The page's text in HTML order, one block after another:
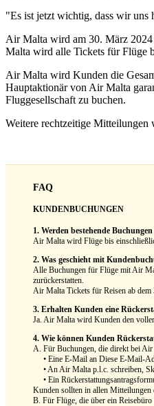
"Es ist jetzt wichtig, dass wir uns
Air Malta wird am 30. März
Malta wird alle Tickets für Flüge
Air Malta wird Kunden die
Hauptaktionär von Air Malta
Fluggesellschaft zu buchen.
Weitere rechtzeitige
FAQ
KUNDENBUCHUNGEN
1. Werden bestehende
Air Malta wird Flüge bis
2. Was geschieht mit
Alle Buchungen für Flüge mit Air
zurückerstatten.
Air Malta Tickets für Reisen ab dem
3. Erhalten Kunden eine
Ja. Air Malta wird Kunden den
4. Wie können Kunden
A. Für Buchungen, die direkt bei
• Eine E-Mail an Diese E-Mail-
• An Air Malta p.l.c. schreiben,
• Ein
Kunden sollten in allen Mitteilungen
B. Für Flüge, die über ein